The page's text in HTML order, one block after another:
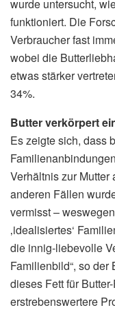
wurde untersucht,
funktioniert. Die
Verbraucher fast
wobei die
etwas stärker
34%.
Butter verkörpert
Es zeigte sich, dass
Verhältnis zur Mutter
anderen Fällen
vermisst –
‚idealisiertes‘
die innig-liebevolle
Familienbild“, so
dieses Fett für
erstrebenswertere